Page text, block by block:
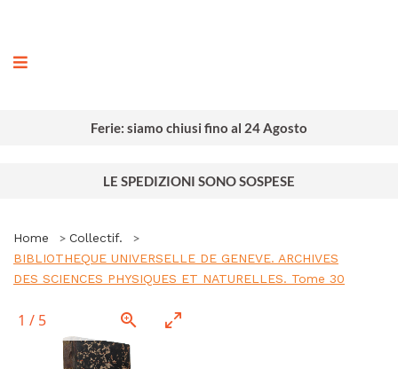
Ferie: siamo chiusi fino al 24 Agosto
LE SPEDIZIONI SONO SOSPESE
Home
Collectif.
BIBLIOTHEQUE UNIVERSELLE DE GENEVE. ARCHIVES
DES SCIENCES PHYSIQUES ET NATURELLES. Tome 30
1 / 5